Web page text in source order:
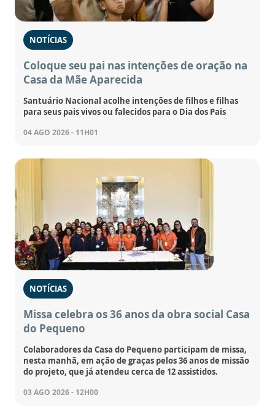
NOTÍCIAS
Coloque seu pai nas intenções de oração na
Casa da Mãe Aparecida
Santuário Nacional acolhe intenções de filhos e filhas
para seus pais vivos ou falecidos para o Dia dos Pais
04 AGO 2026 - 11H01
NOTÍCIAS
Missa celebra os 36 anos da obra social Casa
do Pequeno
Colaboradores da Casa do Pequeno participam de missa,
nesta manhã, em ação de graças pelos 36 anos de missão
do projeto, que já atendeu cerca de 12 assistidos.
03 AGO 2026 - 12H00